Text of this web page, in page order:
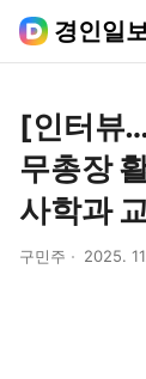
경인일
[인터뷰
무총장
사학과
구민주 2025.